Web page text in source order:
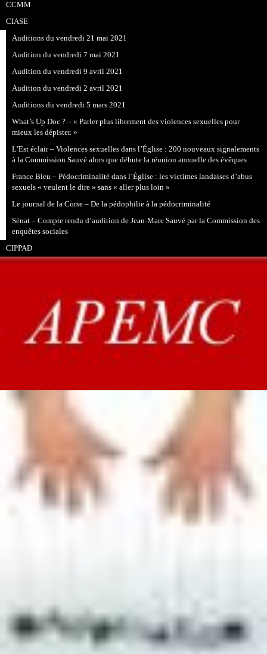
CCMM
CIASE
Auditions du vendredi 21 mai 2021
Audition du vendredi 7 mai 2021
Audition du vendredi 9 avril 2021
Audition du vendredi 2 avril 2021
Auditions du vendredi 5 mars 2021
What’s Up Doc ? – « Parler plus librement des violences sexuelles pour
mieux les dépister. »
L’Est éclair – Violences sexuelles dans l’Église : 200 nouveaux signalements
à la Commission Sauvé alors que débute la réunion annuelle des évêques
France Bleu – Pédocriminalité dans l’Église : les victimes landaises d’abus
sexuels « veulent le dire » sans « aller plus loin »
Le journal de la Corse – De la pédophilie à la pédocriminalité
Sénat – Compte rendu d’audition de Jean-Marc Sauvé par la Commission des
enquêtes sociales
CIPPAD